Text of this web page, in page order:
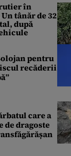
în
tânăr de 32
după
pentru
recăderii
care a
de dragoste